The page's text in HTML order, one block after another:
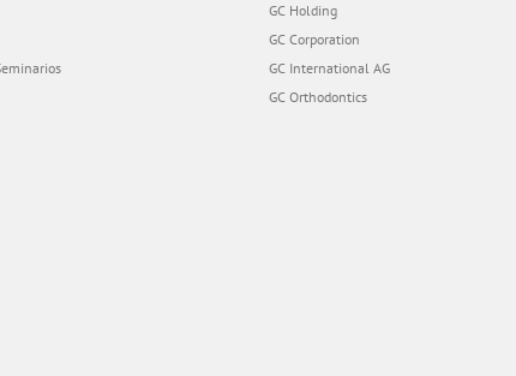
GC Holding
GC Corporation
GC International AG
GC Orthodontics